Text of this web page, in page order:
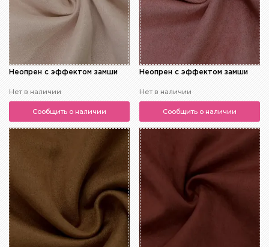
Неопрен с эффектом замши
Нет в наличии
Сообщить о наличии
Неопрен с эффектом замши
Нет в наличии
Сообщить о наличии